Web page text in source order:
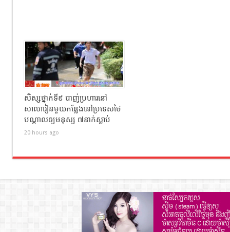
សិស្សថ្នាក់ទី៩ បាញ់ប្រហារនៅ
សាលារៀនមួយកន្លែងនៅប្រទេសថៃ
បណ្តាលឲ្យមនុស្ស ៧នាក់ស្លាប់
20 hours ago